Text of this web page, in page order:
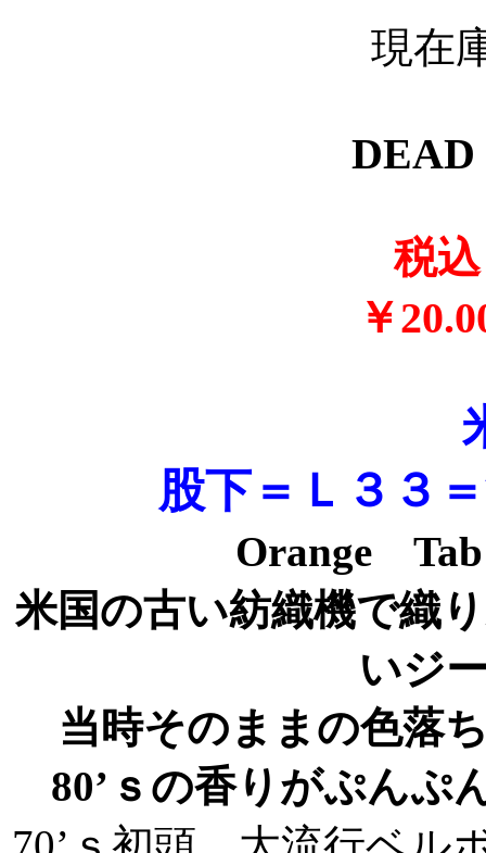
現在
税
￥
股下＝Ｌ３３
Orange
米国の古い紡織機で織
いジ
当時そのままの色落
80’ｓの香りがぷんぷ